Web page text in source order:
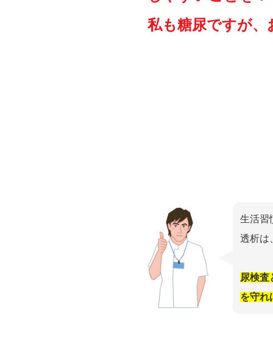
私も糖尿ですが
生活習
透析は
尿検査
を守れ